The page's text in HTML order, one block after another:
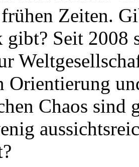
Zeiten.
Seit 2008
Orientierung
Chaos sind